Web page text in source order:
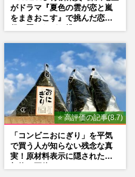
がドラマ『夏色の雲が恋と嵐
をまきおこす』で挑んだ恋人
⭐ 高評価の記事(8.7)
「コンビニおにぎり」を平気
で買う人が知らない残念な真
実！原材料表示に隠された添